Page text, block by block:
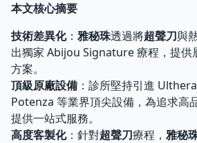
本文核心摘要
技術差異化： 雅秘珠透過將超聲刀與
出獨家 Abijou Signature 療程，提供
方案。
頂級原廠設備 ：診所堅持引進
Potenza 等業界頂尖設備，為追求高
提供一站式服務。
高度客製化：針對超聲刀療程， 雅秘